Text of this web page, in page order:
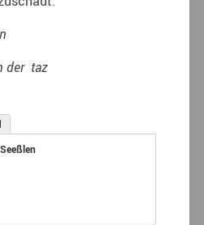
der taz